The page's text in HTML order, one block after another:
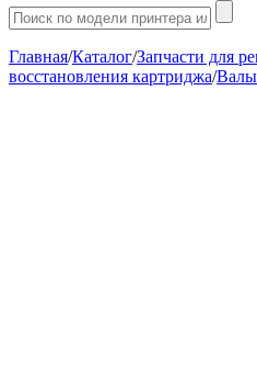
Главная/Каталог/Запчасти для
восстановления картриджа/Валы